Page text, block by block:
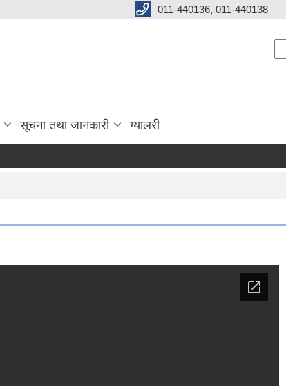
011-440136, 011-440138
सूचना तथा जानकारी ग्यालरी